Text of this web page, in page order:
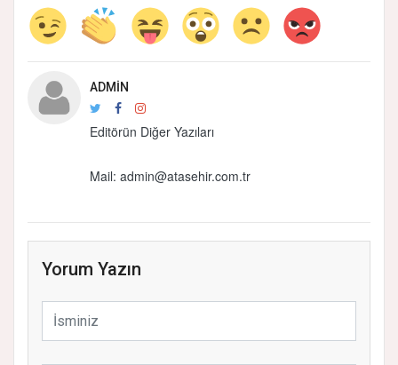
ADMIN
Editörün Diğer Yazıları
Mail: admin@atasehir.com.tr
Yorum Yazın